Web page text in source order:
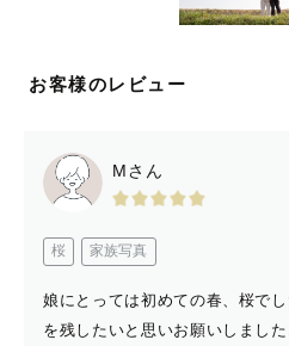
こんな感じの私ですが今しか
任せください！！！
皆さんにお会いできること楽
お客様のレビュー
Mさん
桜 家族写真
娘にとっては初めての春、桜で
を残したいと思いお願いしまし